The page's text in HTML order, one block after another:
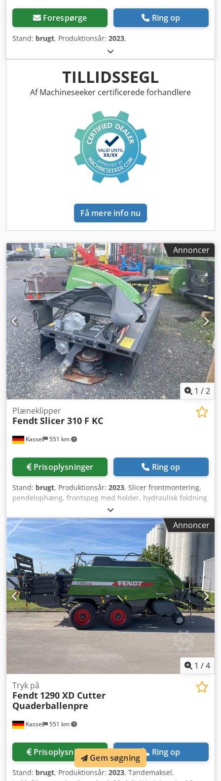
Forespørge Ring op
Stand: brugt, Produktionsår: 2023,
TILLIDSSEGL
Af Machineseeker certificerede forhandlere
Få mere info nu
Annoncer
1 /2
Kassel 551 km
Plæneklipper
FendtSlicer 310 F KC
Prisoplysninger Ring op
Stand: brugt, Produktionsår: 2023, Slicer frontmontering,
pendelophæng, frontspeg med holder, hydraulisk foldning
af sidebeskyttelse, advarselstavler og belysning, standard
kraftoverføringsaksel monteret, sæt med rensere, sæt
keglehatte. Dsdpetrdh Nefx Adtswa
Annoncer
1 /4
Kassel 551 km
Tryk på
Fendt 1290 XD Cutter
Quaderballenpre
Prisoplysninger Ring op
Stand: brugt, Produktionsår: 2023, Tandemaksel,
Gem søgning